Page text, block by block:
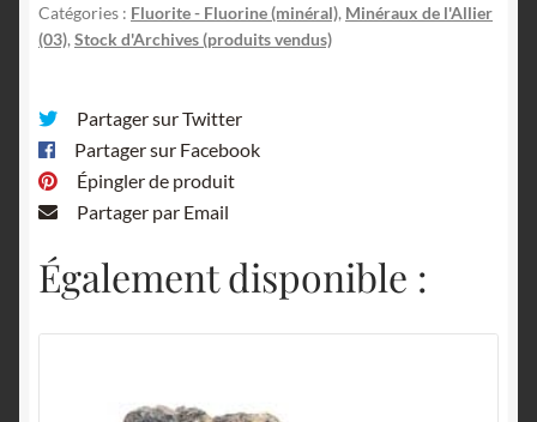
Catégories : Fluorite - Fluorine (minéral), Minéraux de l'Allier
(03), Stock d'Archives (produits vendus)
Partager sur Twitter
Partager sur Facebook
Épingler de produit
Partager par Email
Également disponible :